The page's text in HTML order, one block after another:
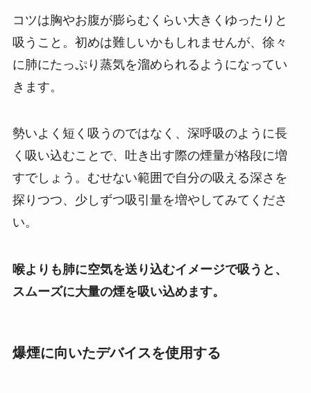
コツは胸やお腹が膨らむくらい大きくゆったりと
吸うこと。初めは難しいかもしれませんが、徐々
に肺にたっぷり蒸気を溜められるようになってい
きます。
勢いよく短く吸うのではなく、深呼吸のように長
く吸い込むことで、吐き出す際の煙量が格段に増
すでしょう。むせない範囲で自分の吸える深さを
探りつつ、少しずつ吸引量を増やしてみてくださ
い。
喉よりも肺に空気を送り込むイメージで吸うと、
スムーズに大量の煙を吸い込めます。
爆煙に向いたデバイスを使用する